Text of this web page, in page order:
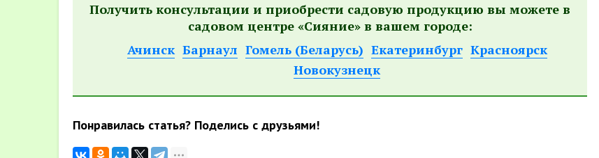
Получить консультации и приобрести садовую продукцию вы можете в
садовом центре «Сияние» в вашем городе:
Ачинск Барнаул Гомель (Беларусь) Екатеринбург Красноярск
Новокузнецк
Понравилась статья? Поделись с друзьями!